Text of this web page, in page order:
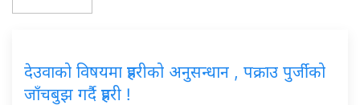
देउवाको विषयमा प्रहरीको अनुसन्धान , पक्राउ पुर्जीको
जाँचबुझ गर्दै प्रहरी !